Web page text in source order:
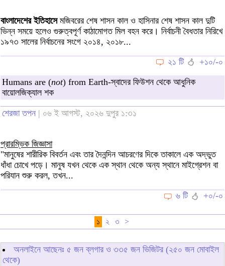
বাংলাদেশের ইতিহাসেমজিবরের শেষ শাসন কাল ও হাসিনার শেষ শাসন কাল দুটি
ভিন্ন সময়ে হলেও গুরুত্বপূর্ণ কাঠামোগত মিল বহন করে। নির্বাচনী বৈধতার নিরিখে
১৯৭৩ সালের নির্বাচনের সংগে ২০১৪, ২০১৮...
২১ টি
+১০/-০
Humans are (not) from Earth-স্বাদের ফিউশন থেকে আধুনিক
বায়োলজিক্যাল শক
শেরজা তপন | ০৬ ই আগস্ট, ২০২৬ দুপুর ১:৩১
প্রারম্ভিক জিজ্ঞাসা
"মানুষের শারীরিক বিবর্তন এবং তার দৈনন্দিন আচরণের দিকে তাকালে এক অদ্ভুত
ধাঁধা চোখে পড়ে। মানুষ যখন থেকে এক স্থান থেকে অন্য স্থানে মাইগ্রেশন বা
পরিযান শুরু করল, তখন...
৬ টি
+০/-০
১ ২ ৩ >
অনলাইনে আছেনঃ ৫ জন ব্লগার ও ৩৩৫ জন ভিজিটর (২৫০ জন মোবাইল
থেকে)